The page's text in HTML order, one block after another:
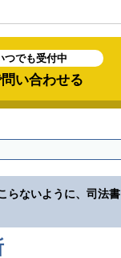
つでも受付中
い合わせる
らないように、司法書